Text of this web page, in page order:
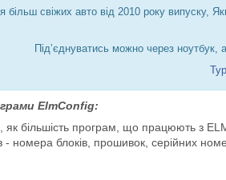
більш свіжих авто від 2010 року
Підʼєднуватись можно через
ElmConfig:
як більшість програм, що працюють з
- номера блоків, прошивок, серійних